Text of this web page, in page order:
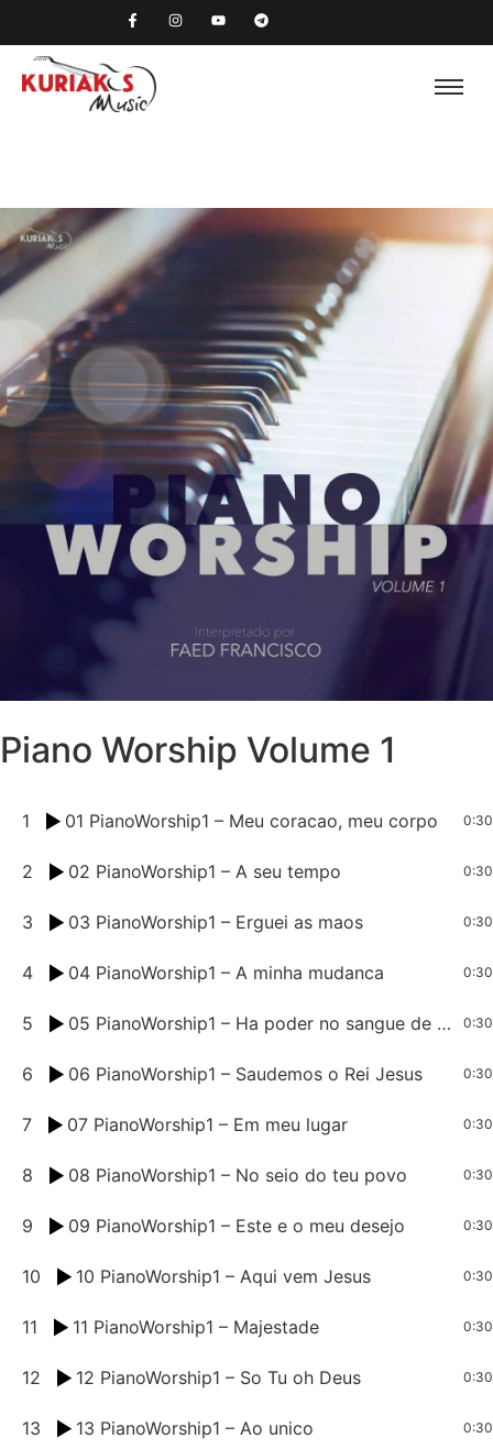
Piano Worship Volume 1
1 01 PianoWorship1 – Meu coracao, meu corpo 0:30
2 02 PianoWorship1 – A seu tempo 0:30
3 03 PianoWorship1 – Erguei as maos 0:30
4 04 PianoWorship1 – A minha mudanca 0:30
5 05 PianoWorship1 – Ha poder no sangue de Jesus 0:30
6 06 PianoWorship1 – Saudemos o Rei Jesus 0:30
7 07 PianoWorship1 – Em meu lugar 0:30
8 08 PianoWorship1 – No seio do teu povo 0:30
9 09 PianoWorship1 – Este e o meu desejo 0:30
10 10 PianoWorship1 – Aqui vem Jesus 0:30
11 11 PianoWorship1 – Majestade 0:30
12 12 PianoWorship1 – So Tu oh Deus 0:30
13 13 PianoWorship1 – Ao unico 0:30